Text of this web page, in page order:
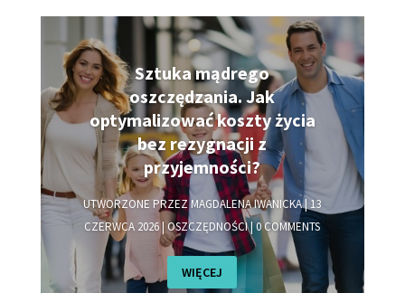
Sztuka mądrego
oszczędzania. Jak
optymalizować koszty życia
bez rezygnacji z
przyjemności?
UTWORZONE PRZEZMAGDALENA IWANICKA| 13
CZERWCA 2026 | OSZCZĘDNOŚCI| 0 COMMENTS
WIĘCEJ